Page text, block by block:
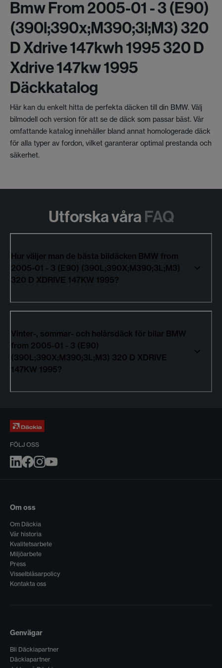
Bmw From 2005-01 - 3 (e90)
(390l;390x;m390;3l;m3) 320
D Xdrive 147kwh 1995 320 D
Xdrive 147kw 1995
Däckkatalog
Här kan du enkelt hitta de perfekta däcken till din BMW. Välj
bilmodell och version för att se de däck som passar bäst. Vår
omfattande katalog innehåller bland annat homologerade däck
för alla typer av fordon, vilket garanterar optimal prestanda och
säkerhet.
Utforska våra FAQ
Hur väljer man de bästa bildäcken BMW from
2005-01 - 3 (E90) (390L;390X;M390;3L;M3)
320 D XDRIVE 147KW 1995?
Vinter-, sommar- och helårsdäck för bilar BMW
from 2005-01 - 3 (E90)
(390L;390X;M390;3L;M3) 320 D XDRIVE
147KW 1995?
FÖLJ OSS
Om oss
Om Däckia
Vår historia
Kvalitetsarbete
Miljöarbete
Press
Visselblåsarpolicy
Kontakta oss
Genvägar
Bli Däckiapartner
Däckiapartner